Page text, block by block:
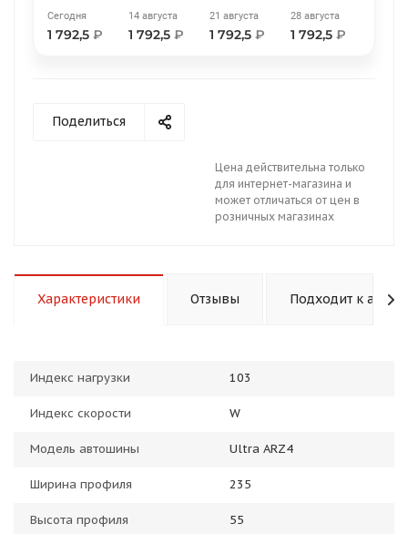
Сегодня
1 792,5 ₽
14 августа
1 792,5 ₽
21 августа
1 792,5 ₽
28 августа
1 792,5 ₽
Поделиться
Цена действительна только
для интернет-магазина и
может отличаться от цен в
розничных магазинах
Характеристики Отзывы Подходит к авто
Индекс нагрузки 103
Индекс скорости W
Модель автошины Ultra ARZ4
Ширина профиля 235
Высота профиля 55